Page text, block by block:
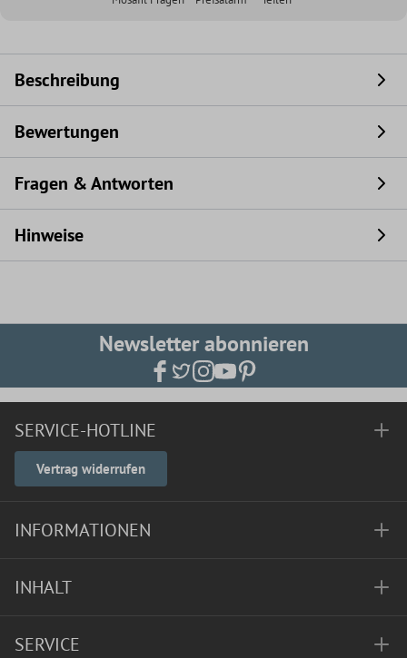
Beschreibung
Bewertungen
Fragen & Antworten
Hinweise
Newsletter abonnieren
SERVICE-HOTLINE
Vertrag widerrufen
INFORMATIONEN
INHALT
SERVICE